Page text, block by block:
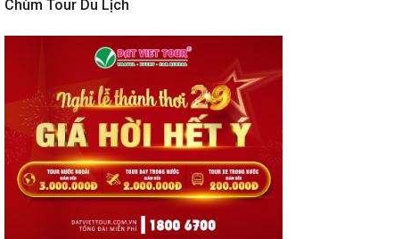
Chùm Tour Du Lịch